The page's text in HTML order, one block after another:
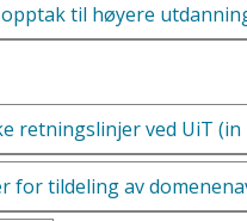
til høyere
retningslinjer ved UiT (in
for tildeling av